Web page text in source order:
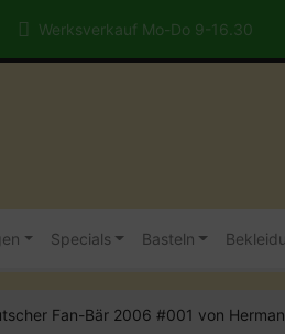
Werksverkauf Mo-Do 9-16.30
Specials Basteln
Fan-Bär 2006 #001 von